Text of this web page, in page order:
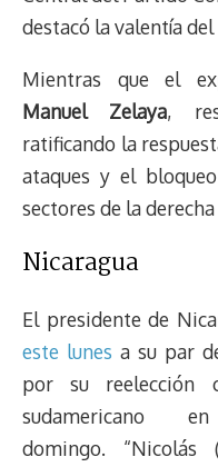
destacó la valentía
Mientras que el
Manuel Zelaya,
ratificando la
ataques y el
sectores de la
Nicaragua
El presidente de
este lunes a su par
por su reelección
sudamericano
domingo.